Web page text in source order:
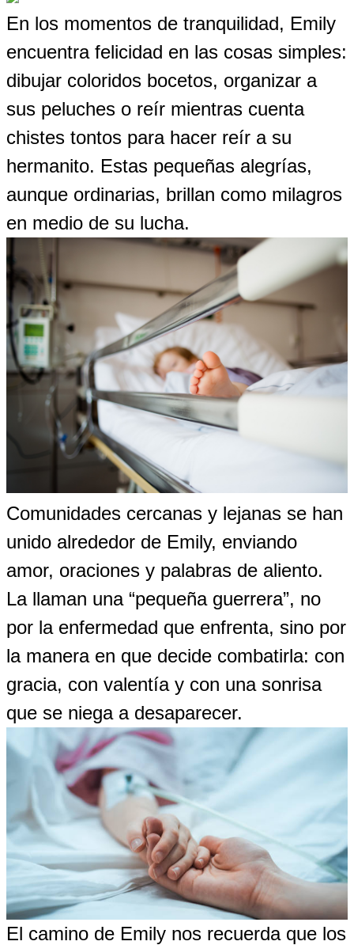
En los momentos de tranquilidad, Emily
encuentra felicidad en las cosas simples:
dibujar coloridos bocetos, organizar a
sus peluches o reír mientras cuenta
chistes tontos para hacer reír a su
hermanito. Estas pequeñas alegrías,
aunque ordinarias, brillan como milagros
en medio de su lucha.
Comunidades cercanas y lejanas se han
unido alrededor de Emily, enviando
amor, oraciones y palabras de aliento.
La llaman una “pequeña guerrera”, no
por la enfermedad que enfrenta, sino por
la manera en que decide combatirla: con
gracia, con valentía y con una sonrisa
que se niega a desaparecer.
El camino de Emily nos recuerda que los